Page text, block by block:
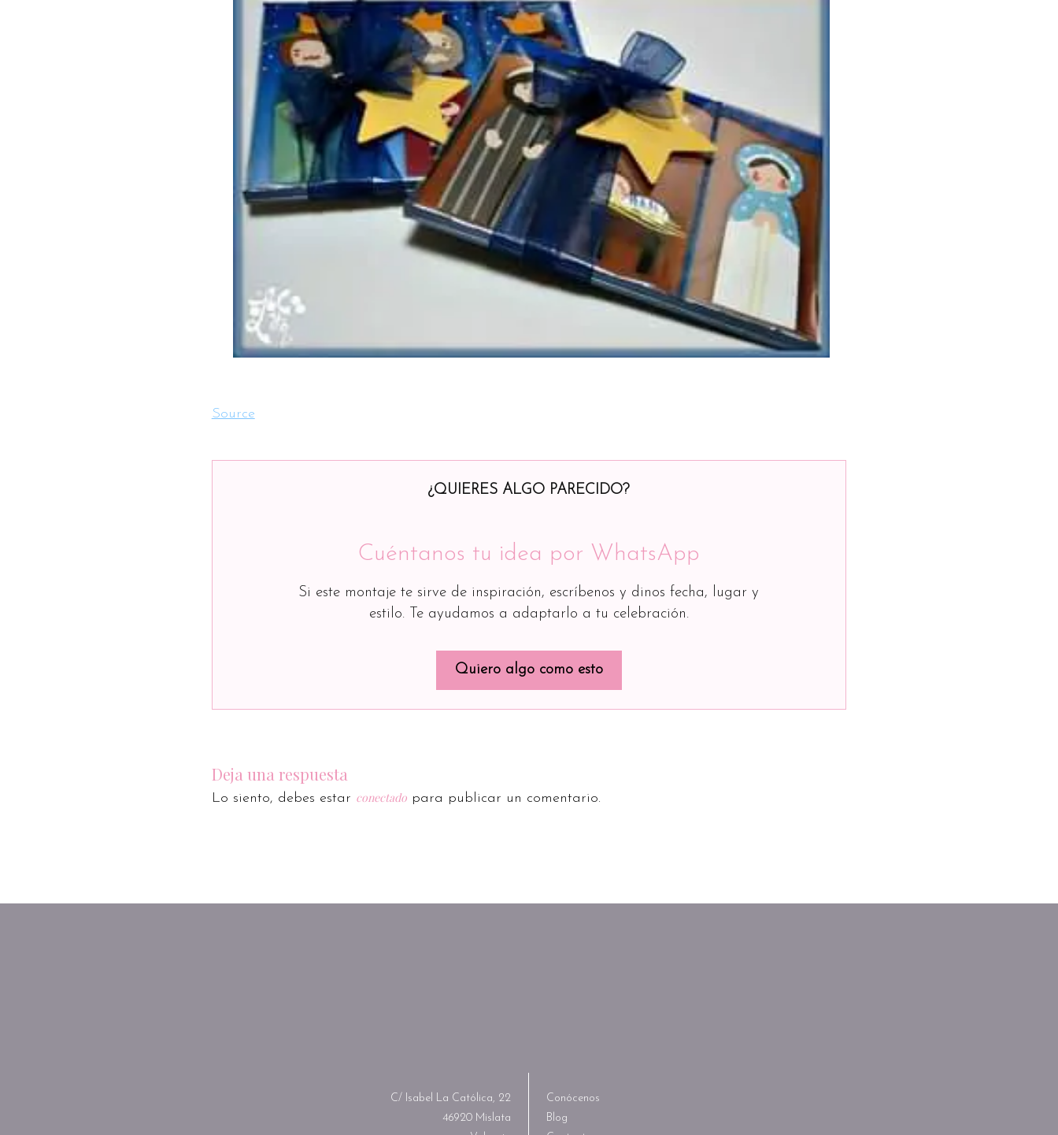
Source
¿QUIERES ALGO PARECIDO?
Cuéntanos tu idea por WhatsApp
Si este montaje te sirve de inspiración, escríbenos y dinos fecha, lugar y
estilo. Te ayudamos a adaptarlo a tu celebración.
Quiero algo como esto
Deja una respuesta
Lo siento, debes estar conectadopara publicar un comentario.
C/ Isabel La Católica, 22
46920 Mislata
Conócenos
Blog